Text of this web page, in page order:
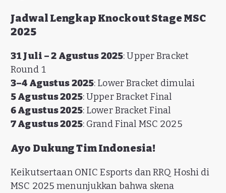
Jadwal Lengkap Knockout Stage MSC
2025
31 Juli – 2 Agustus 2025: Upper Bracket
Round 1
3–4 Agustus 2025: Lower Bracket dimulai
5 Agustus 2025: Upper Bracket Final
6 Agustus 2025: Lower Bracket Final
7 Agustus 2025: Grand Final MSC 2025
Ayo Dukung Tim Indonesia!
Keikutsertaan ONIC Esports dan RRQ Hoshi di
MSC 2025 menunjukkan bahwa skena